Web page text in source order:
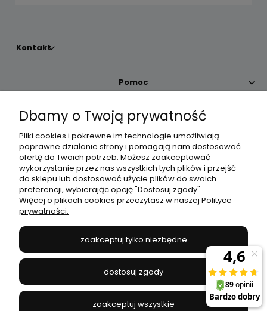
Kontakt
Pomoc
Moje konto
Płatności i dostawa
Informacje
JANEX
669-050-03-43
504 545 749//E-mail:sklep@janexmarket.pl
Dbamy o Twoją prywatność
Pliki cookies i pokrewne im technologie umożliwiają
poprawne działanie strony i pomagają nam dostosować
ofertę do Twoich potrzeb. Możesz zaakceptować
wykorzystanie przez nas wszystkich tych plików i przejść
do sklepu lub dostosować użycie plików do swoich
preferencji, wybierając opcję "Dostosuj zgody".
Więcej o plikach cookies przeczytasz w naszej Polityce
prywatności.
zaakceptuj tylko niezbędne
dostosuj zgody
zaakceptuj wszystkie